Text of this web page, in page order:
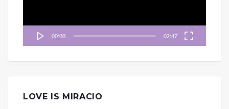
00:00 02:47
LOVE IS MIRACIO